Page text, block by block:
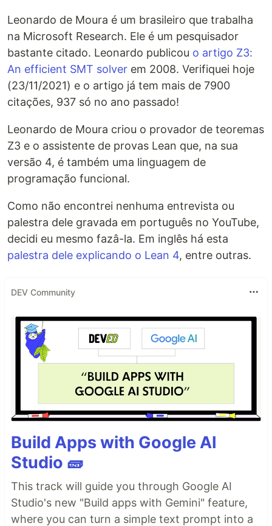
Leonardo de Moura é um brasileiro que trabalha
na Microsoft Research. Ele é um pesquisador
bastante citado. Leonardo publicou o artigo Z3:
An efficient SMT solver em 2008. Verifiquei hoje
(23/11/2021) e o artigo já tem mais de 7900
citações, 937 só no ano passado!
Leonardo de Moura criou o provador de teoremas
Z3 e o assistente de provas Lean que, na sua
versão 4, é também uma linguagem de
programação funcional.
Como não encontrei nenhuma entrevista ou
palestra dele gravada em português no YouTube,
decidi eu mesmo fazâ-la. Em inglês há esta
palestra dele explicando o Lean 4, entre outras.
DEV Community
Build Apps with Google AI
Studio 🧱
This track will guide you through Google AI
Studio's new "Build apps with Gemini" feature,
where you can turn a simple text prompt into a